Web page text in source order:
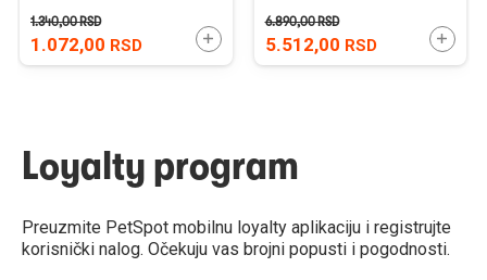
1.072,00 RSD
1.340,00RSD
DODAJTE U KORPU
5.512,00 RSD
6.890,00RSD
Loyalty program
Preuzmite PetSpot mobilnu loyalty aplikaciju i registrujte
korisnički nalog. Očekuju vas brojni popusti i pogodnosti.